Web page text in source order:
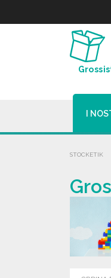
I
STOCKETIK